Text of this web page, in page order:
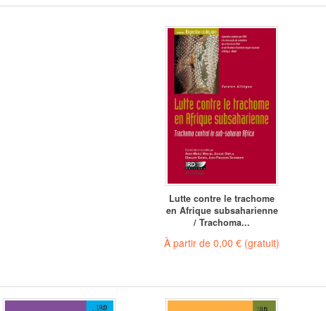
Lutte contre le trachome
en Afrique subsaharienne
/ Trachoma...
À partir de 0,00 € (gratuit)